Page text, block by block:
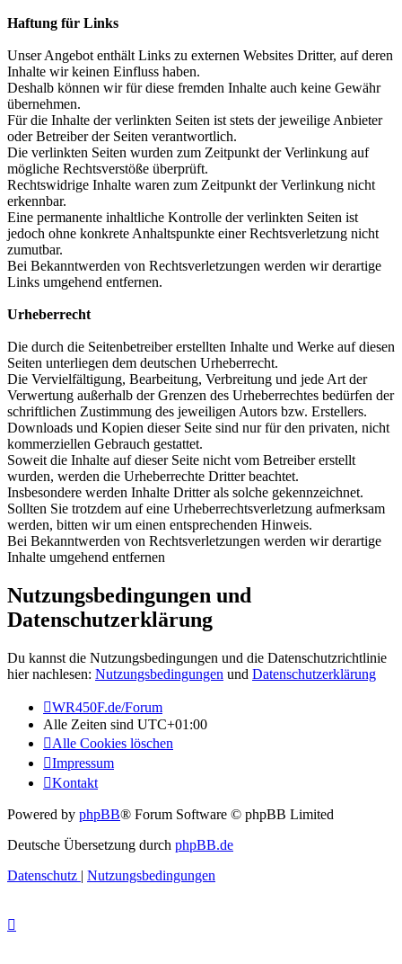
Haftung für Links
Unser Angebot enthält Links zu externen Websites Dritter, auf deren
Inhalte wir keinen Einfluss haben.
Deshalb können wir für diese fremden Inhalte auch keine Gewähr
übernehmen.
Für die Inhalte der verlinkten Seiten ist stets der jeweilige Anbieter
oder Betreiber der Seiten verantwortlich.
Die verlinkten Seiten wurden zum Zeitpunkt der Verlinkung auf
mögliche Rechtsverstöße überprüft.
Rechtswidrige Inhalte waren zum Zeitpunkt der Verlinkung nicht
erkennbar.
Eine permanente inhaltliche Kontrolle der verlinkten Seiten ist
jedoch ohne konkrete Anhaltspunkte einer Rechtsverletzung nicht
zumutbar.
Bei Bekanntwerden von Rechtsverletzungen werden wir derartige
Links umgehend entfernen.
Urheberrecht
Die durch die Seitenbetreiber erstellten Inhalte und Werke auf diesen
Seiten unterliegen dem deutschen Urheberrecht.
Die Vervielfältigung, Bearbeitung, Verbreitung und jede Art der
Verwertung außerhalb der Grenzen des Urheberrechtes bedürfen der
schriftlichen Zustimmung des jeweiligen Autors bzw. Erstellers.
Downloads und Kopien dieser Seite sind nur für den privaten, nicht
kommerziellen Gebrauch gestattet.
Soweit die Inhalte auf dieser Seite nicht vom Betreiber erstellt
wurden, werden die Urheberrechte Dritter beachtet.
Insbesondere werden Inhalte Dritter als solche gekennzeichnet.
Sollten Sie trotzdem auf eine Urheberrechtsverletzung aufmerksam
werden, bitten wir um einen entsprechenden Hinweis.
Bei Bekanntwerden von Rechtsverletzungen werden wir derartige
Inhalte umgehend entfernen
Nutzungsbedingungen und
Datenschutzerklärung
Du kannst die Nutzungsbedingungen und die Datenschutzrichtlinie
hier nachlesen: Nutzungsbedingungen und Datenschutzerklärung
WR450F.de/Forum
Alle Zeiten sind UTC+01:00
Alle Cookies löschen
Impressum
Kontakt
Powered by phpBB® Forum Software © phpBB Limited
Deutsche Übersetzung durch phpBB.de
Datenschutz | Nutzungsbedingungen